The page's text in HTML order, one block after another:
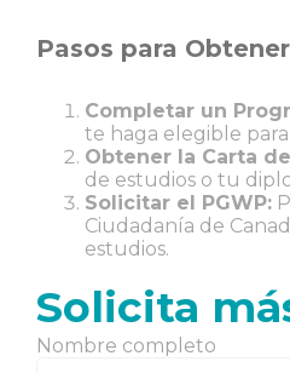
Pasos para
Completar un
te haga elegible
Obtener la Carta
de estudios o tu
Solicitar el PGWP:
Ciudadanía de
estudios.
Solicita
Nombre completo